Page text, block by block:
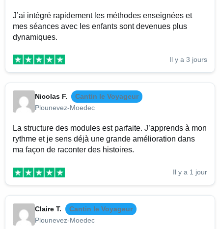
J’ai intégré rapidement les méthodes enseignées et
mes séances avec les enfants sont devenues plus
dynamiques.
Il y a 3 jours
Nicolas F.
Cantin le Voyageur
Plounevez-Moedec
La structure des modules est parfaite. J’apprends à mon
rythme et je sens déjà une grande amélioration dans
ma façon de raconter des histoires.
Il y a 1 jour
Claire T.
Cantin le Voyageur
Plounevez-Moedec